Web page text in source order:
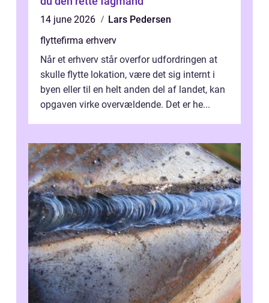
14 june 2026
Lars Pedersen
flyttefirma erhverv
Når et erhverv står overfor udfordringen at
skulle flytte lokation, være det sig internt i
byen eller til en helt anden del af landet, kan
opgaven virke overvældende. Det er he...